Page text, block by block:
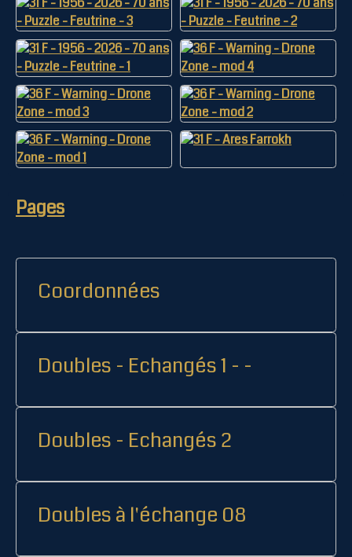
Pages
Coordonnées
Doubles - Echangés 1 - -
Doubles - Echangés 2
Doubles à l'échange 08